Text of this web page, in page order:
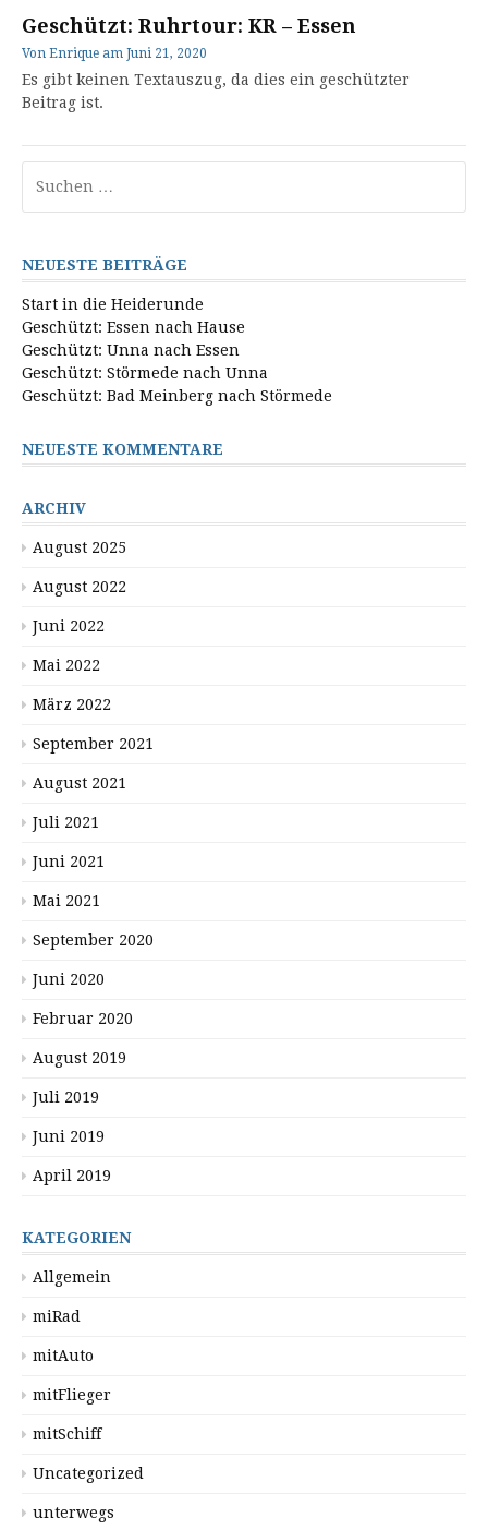
Geschützt: Ruhrtour: KR – Essen
Von Enrique am Juni 21, 2020
Es gibt keinen Textauszug, da dies ein geschützter
Beitrag ist.
nach:
NEUESTE BEITRÄGE
Start in die Heiderunde
Geschützt: Essen nach Hause
Geschützt: Unna nach Essen
Geschützt: Störmede nach Unna
Geschützt: Bad Meinberg nach Störmede
NEUESTE KOMMENTARE
ARCHIV
August 2025
August 2022
Juni 2022
Mai 2022
März 2022
September 2021
August 2021
Juli 2021
Juni 2021
Mai 2021
September 2020
Juni 2020
Februar 2020
August 2019
Juli 2019
Juni 2019
April 2019
KATEGORIEN
Allgemein
miRad
mitAuto
mitFlieger
mitSchiff
Uncategorized
unterwegs